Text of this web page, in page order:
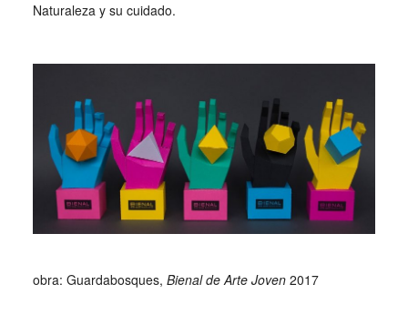
Naturaleza y su cuidado.
obra: Guardabosques, Bienal de Arte Joven2017